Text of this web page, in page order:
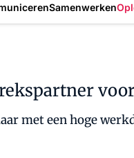
Samenwerken
met een hoge